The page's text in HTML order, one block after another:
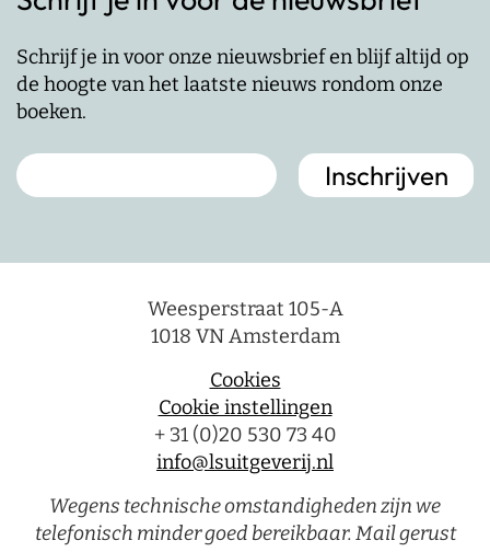
Schrijf je in voor onze nieuwsbrief en blijf altijd op
de hoogte van het laatste nieuws rondom onze
boeken.
Weesperstraat 105-A
1018 VN Amsterdam
Cookies
Cookie instellingen
+ 31 (0)20 530 73 40
info@lsuitgeverij.nl
Wegens technische omstandigheden zijn we
telefonisch minder goed bereikbaar. Mail gerust